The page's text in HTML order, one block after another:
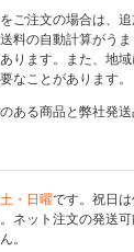
ご注文の場合は、
料の自動計算がう
ります。また、地
なことがあります。
ある商品と弊社発
・日曜です。祝日
ネット注文の発送可
。